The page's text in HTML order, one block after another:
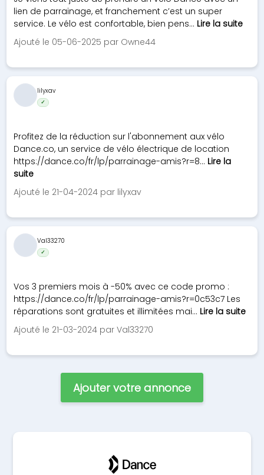
lien de parrainage, et franchement c’est un super
service. Le vélo est confortable, bien pens... Lire la suite
Ajouté le 05-06-2025 par Owne44
Profitez de la réduction sur l'abonnement aux vélo
Dance.co, un service de vélo électrique de location
https://dance.co/fr/lp/parrainage-amis?r=8... Lire la
suite
Ajouté le 21-04-2024 par lilyxav
lilyxav
✓
Vos 3 premiers mois à -50% avec ce code promo :
https://dance.co/fr/lp/parrainage-amis?r=0c53c7 Les
réparations sont gratuites et illimitées mai... Lire la suite
Ajouté le 21-03-2024 par Val33270
Val33270
✓
Ajouter votre annonce